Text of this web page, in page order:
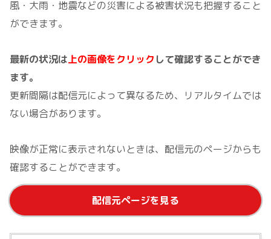
風・大雨・地震などの災害による被害状況も把握すること
ができます。
最新の状況は上の画像をクリック して確認することができ
ます。
更新間隔は配信元によって異なるため、リアルタイムでは
ない場合があります。
映像が正常に表示されないときは、配信元のページからも
確認することができます。
配信元ページを見る